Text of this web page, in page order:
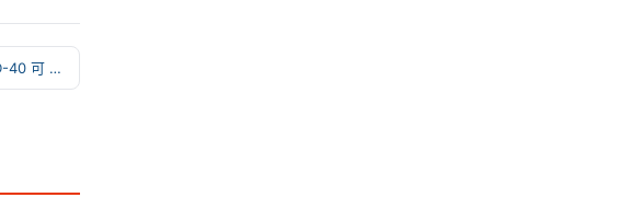
【高效办公】联想ThinkVision T32UD-40 可 →